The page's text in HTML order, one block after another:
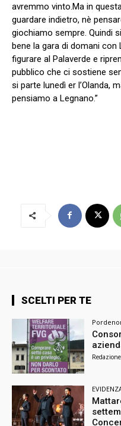
avremmo vinto.Ma in
guardare indietro, nè
giochiamo sempre. Quindi
bene la gara di domani con
figurare al Palaverde e
pubblico che ci sostiene
si parte lunedì er l’Olanda,
pensiamo a Legnano.”
SCELTI PER TE